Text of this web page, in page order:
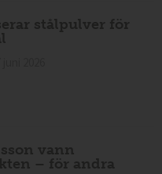
stålpulver för
vann
– för andra